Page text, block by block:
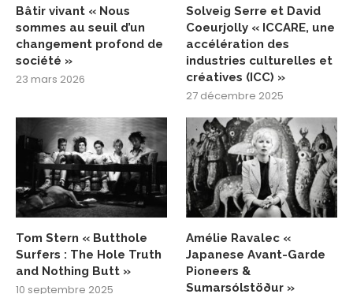
Bâtir vivant « Nous
sommes au seuil d’un
changement profond de
société »
23 mars 2026
Solveig Serre et David
Coeurjolly « ICCARE, une
accélération des
industries culturelles et
créatives (ICC) »
27 décembre 2025
Tom Stern « Butthole
Surfers : The Hole Truth
and Nothing Butt »
10 septembre 2025
Amélie Ravalec «
Japanese Avant-Garde
Pioneers &
Sumarsólstöður »